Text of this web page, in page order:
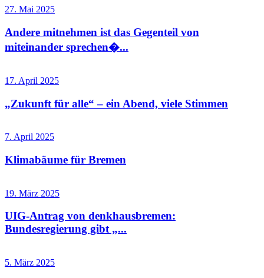
27. Mai 2025
Andere mitnehmen ist das Gegenteil von
miteinander sprechen�...
17. April 2025
„Zukunft für alle“ – ein Abend, viele Stimmen
7. April 2025
Klimabäume für Bremen
19. März 2025
UIG-Antrag von denkhausbremen:
Bundesregierung gibt „...
5. März 2025